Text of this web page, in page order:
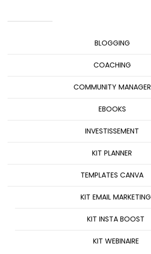
BLOGGING
COACHING
COMMUNITY MANAGER
EBOOKS
INVESTISSEMENT
KIT PLANNER
TEMPLATES CANVA
KIT EMAIL MARKETING
KIT INSTA BOOST
KIT WEBINAIRE